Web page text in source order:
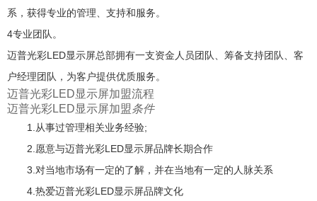
系，获得专业的管理、支持和服务。
4专业团队。
迈普光彩LED显示屏总部拥有一支资金人员团队、筹备支持团队、客
户经理团队，为客户提供优质服务。
迈普光彩LED显示屏加盟流程
迈普光彩LED显示屏加盟条件
1.从事过管理相关业务经验;
2.愿意与迈普光彩LED显示屏品牌长期合作
3.对当地市场有一定的了解，并在当地有一定的人脉关系
4.热爱迈普光彩LED显示屏品牌文化